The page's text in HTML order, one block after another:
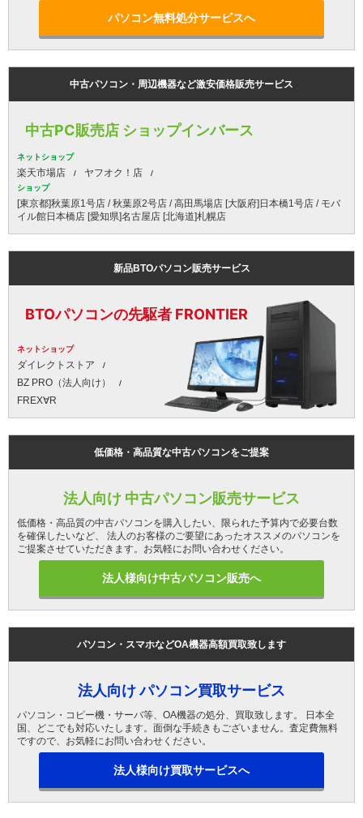
パソコン無料処分サービスへ
中古パソコン・周辺機器など激安価格販売サービス
中古PC販売店 ショップインバース
ネットショップ
楽天市場店 ヤフオク！店
ショップ
[東京都]秋葉原1号店 / 秋葉原2号店 / 高田馬場店 [大阪府]日本橋1号店 / モバ
イル館日本橋店 [愛知県]名古屋店 [北海道]札幌店
新品BTOパソコン販売サービス
BTOパソコンの先駆者 FRONTIER
ネットショップ
ダイレクトストア
BZ PRO（法人向け）
FREX∀R
低価格・高品質な中古パソコンをご提案
法人向け 中古パソコン販売サービス
低価格・高品質の中古パソコンを購入したい、限られた予算内で必要台数
を確保したいなど、 法人のお客様のご要望にあったオススメのパソコンを
ご提案させていただきます。お気軽にお問い合わせください。
法人様向け中古パソコン販売へ
パソコン・スマホなどOA機器高額買取致します
法人向け パソコン買取サービス
パソコン・コピー機・サーバ等、OA機器の処分、買取致します。 日本全
国、どこでも対応いたします。面倒な手続きもございません。査定費無料
ですので、お気軽にお問い合わせください。
法人様向け買取サービスへ